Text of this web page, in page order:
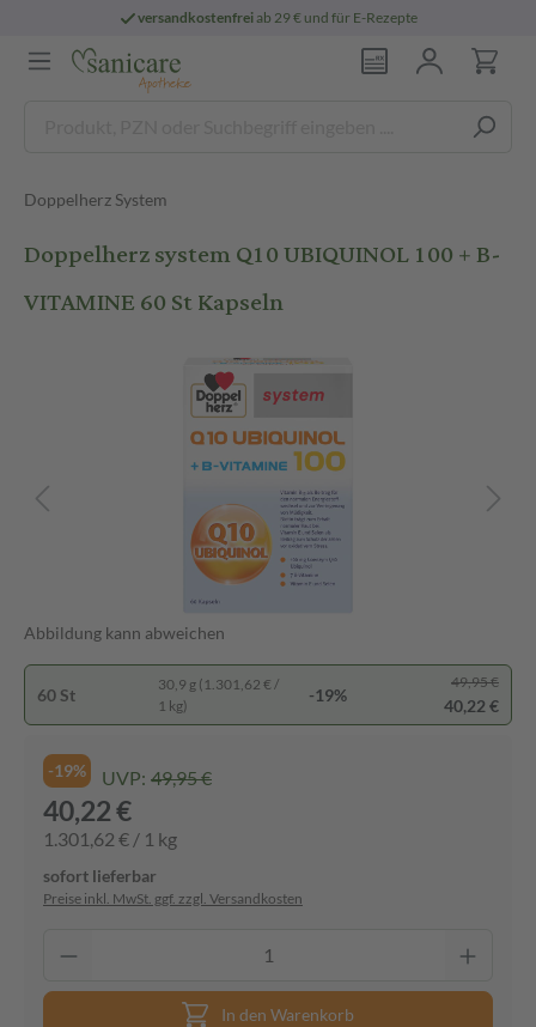
versandkostenfreiab 29 € und für E-Rezepte
Doppelherz System
Doppelherz system Q10 UBIQUINOL 100 + B-
VITAMINE 60 St Kapseln
Abbildung kann abweichen
60 St
30,9 g (1.301,62 € /
1 kg)
-19%
49,95 €
40,22 €
-19% UVP: 49,95 €
40,22 €
1.301,62 € / 1 kg
sofort lieferbar
Preise inkl. MwSt. ggf. zzgl. Versandkosten
In den Warenkorb